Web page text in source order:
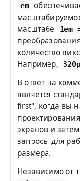
em
масштабе
1em
количество
Например,
В ответ на
является
first", когда вы
экранов и
запросы для
размера.
Независимо от